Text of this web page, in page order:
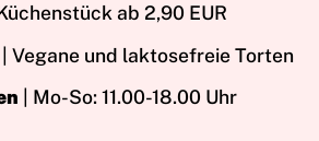
ab 2,90 EUR
Vegane und laktosefreie Torten
| Mo-So: 11.00-18.00 Uhr